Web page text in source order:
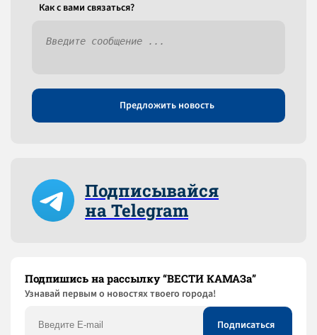
Как c вами связаться?
Предложить новость
Подписывайся
на Telegram
Подпишись на рассылку “ВЕСТИ КАМАЗа”
Узнaвай первым о новостях твоего города!